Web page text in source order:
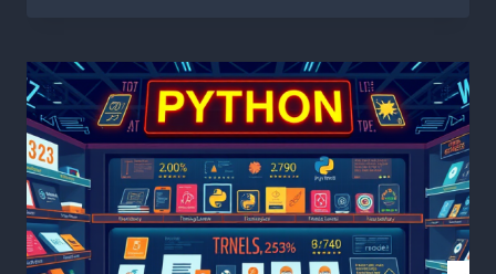
试
的
浪
潮
从
未
停
歇